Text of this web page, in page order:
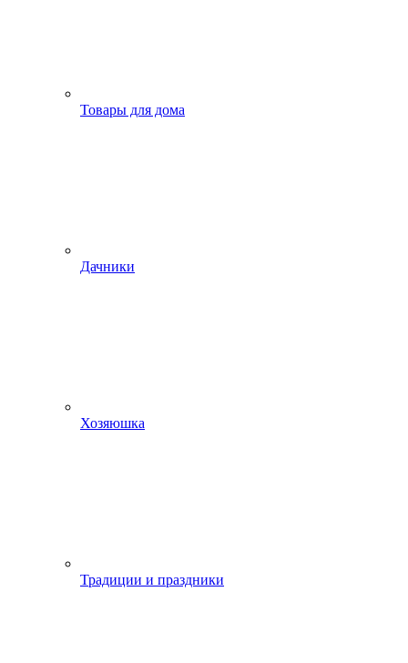
Товары для дома
Дачники
Хозяюшка
Традиции и праздники